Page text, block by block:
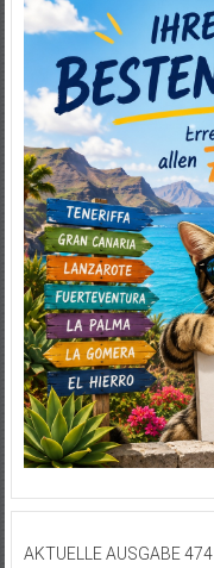
AKTUELLE AUSGABE 474